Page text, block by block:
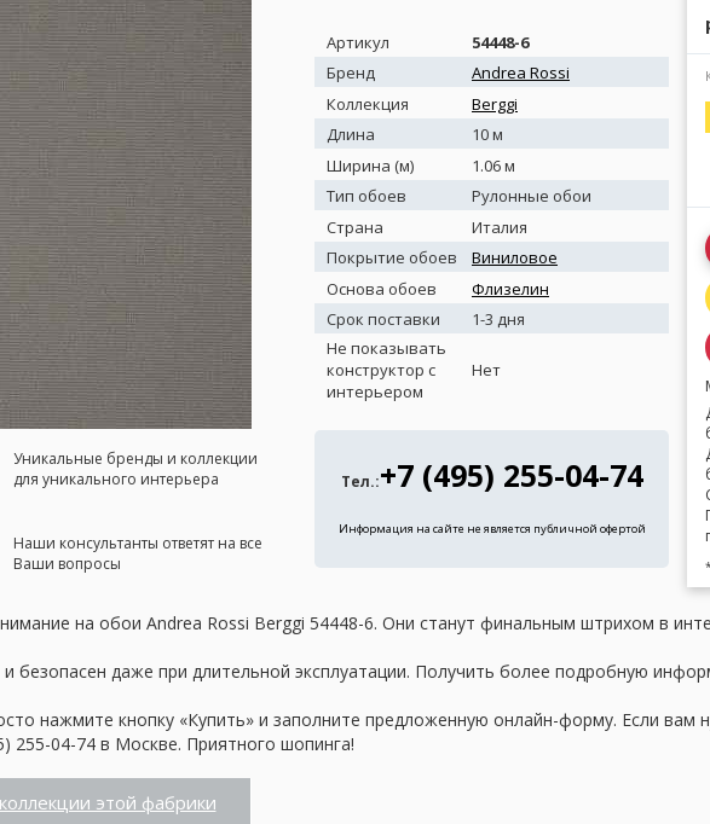
Уникальные бренды и коллекции
для уникального интерьера
Наши консультанты ответят на все
Ваши вопросы
Артикул
54448-6
Бренд
Andrea Rossi
Коллекция
Berggi
Длина
10 м
Ширина (м)
1.06 м
Тип обоев
Рулонные обои
Страна
Италия
Покрытие обоев
Виниловое
Основа обоев
Флизелин
Срок поставки
1-3 дня
Не показывать
конструктор с
интерьером
Нет
Тел.:+7 (495) 255-04-74
Информация на сайте не является публичной офертой
на обои Andrea Rossi Berggi 54448-6. Они станут финальным штрихом в
безопасен даже при длительной эксплуатации. Получить более подробную
нажмите кнопку «Купить» и заполните предложенную онлайн-форму. Если вам
04-74 в Москве. Приятного шопинга!
этой фабрики